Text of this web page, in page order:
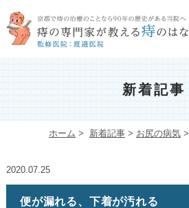
新着記事
ホーム > 新着記事 > お尻の病気 >
2020.07.25
便が漏れる、下着が汚れる